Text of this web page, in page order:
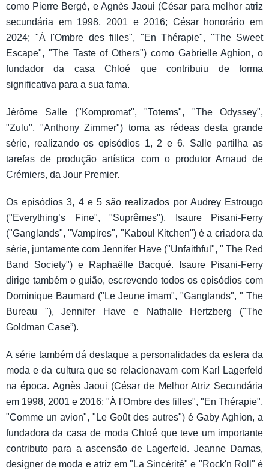
como Pierre Bergé, e Agnès Jaoui (César para melhor atriz
secundária em 1998, 2001 e 2016; César honorário em
2024; "À l'Ombre des filles", "En Thérapie", "The Sweet
Escape", "The Taste of Others") como Gabrielle Aghion, o
fundador da casa Chloé que contribuiu de forma
significativa para a sua fama.
Jérôme Salle ("Kompromat", "Totems", "The Odyssey",
"Zulu", "Anthony Zimmer") toma as rédeas desta grande
série, realizando os episódios 1, 2 e 6. Salle partilha as
tarefas de produção artística com o produtor Arnaud de
Crémiers, da Jour Premier.
Os episódios 3, 4 e 5 são realizados por Audrey Estrougo
("Everything’s Fine", "Suprêmes"). Isaure Pisani-Ferry
("Ganglands", "Vampires", "Kaboul Kitchen") é a criadora da
série, juntamente com Jennifer Have ("Unfaithful", " The Red
Band Society") e Raphaëlle Bacqué. Isaure Pisani-Ferry
dirige também o guião, escrevendo todos os episódios com
Dominique Baumard ("Le Jeune imam", "Ganglands", " The
Bureau "), Jennifer Have e Nathalie Hertzberg ("The
Goldman Case”).
A série também dá destaque a personalidades da esfera da
moda e da cultura que se relacionavam com Karl Lagerfeld
na época. Agnès Jaoui (César de Melhor Atriz Secundária
em 1998, 2001 e 2016; "À l'Ombre des filles", "En Thérapie",
"Comme un avion", "Le Goût des autres") é Gaby Aghion, a
fundadora da casa de moda Chloé que teve um importante
contributo para a ascensão de Lagerfeld. Jeanne Damas,
designer de moda e atriz em "La Sincérité" e "Rock'n Roll" é